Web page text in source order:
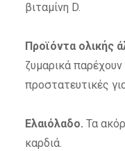
βιταμίνη D.
Προϊόντα ολικής
ζυμαρικά παρέχουν
προστατευτικές
Ελαιόλαδο. Τα
καρδιά.